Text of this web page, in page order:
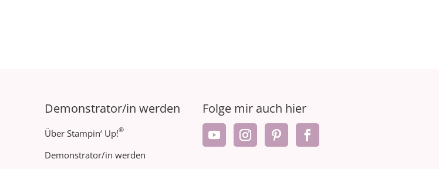
Demonstrator/in werden
Über Stampin‘ Up!®
Demonstrator/in werden
Folge mir auch hier